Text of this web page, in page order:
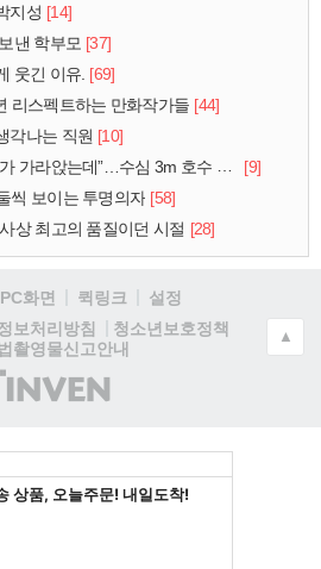
지성 [14]
낸 학부모 [37]
웃긴 이유. [69]
리스펙트하는 만화작가들 [44]
각나는 직원 [10]
앉는데”…수심 3m 호수 뛰어든 60대 의인
[9]
씩 보이는 투명의자 [58]
상 최고의 품질이던 시절 [28]
PC화면 퀵링크
설정
보처리방침
청소년보호정책
촬영물신고안내
(주)
인
▲